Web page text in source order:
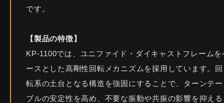
です。
【製品の特徴】
KP-1100では、ユニファイド・ダイキャストフレームを
ースとした高剛性回転メカニズムを採用しています。回
転系の土台となる構造を強固にすることで、ターンテー
ブルの安定性を高め、不要な振動や共振の影響を抑える